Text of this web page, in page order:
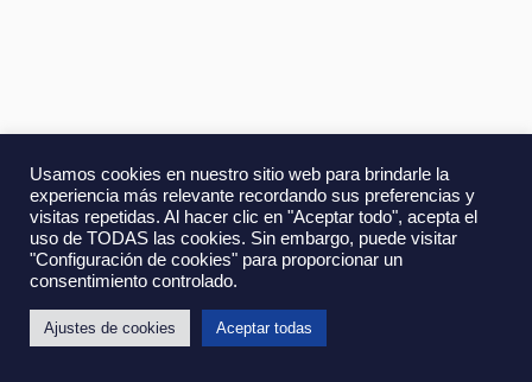
Jesús Cerezuela Zaplana
Fundador / CEO Vegaffinity
Usamos cookies en nuestro sitio web para brindarle la
experiencia más relevante recordando sus preferencias y
visitas repetidas. Al hacer clic en "Aceptar todo", acepta el
uso de TODAS las cookies. Sin embargo, puede visitar
"Configuración de cookies" para proporcionar un
consentimiento controlado.
Ajustes de cookies Aceptar todas